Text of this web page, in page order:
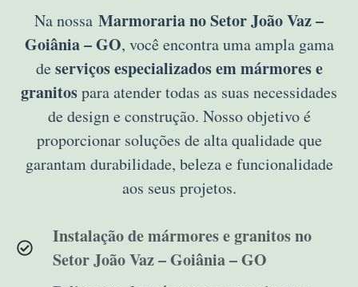
Na nossa Marmoraria no Setor João Vaz –
Goiânia – GO, você encontra uma ampla gama
de serviços especializados em mármores e
granitospara atender todas as suas necessidades
de design e construção. Nosso objetivo é
proporcionar soluções de alta qualidade que
garantam durabilidade, beleza e funcionalidade
aos seus projetos.
Instalação de mármores e granitos no
Setor João Vaz – Goiânia – GO